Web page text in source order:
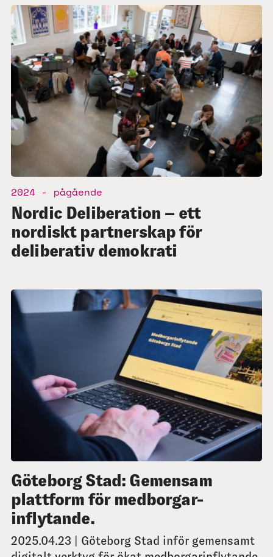
2024 - pågående
Nordic Deliberation – ett
nordiskt partnerskap för
deliberativ demokrati
Göteborg Stad: Gemensam
plattform för medborgar-
inflytande.
2025.04.23 | Göteborg Stad inför gemensamt